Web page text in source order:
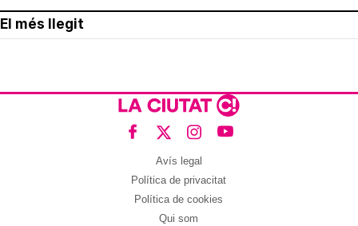
El més llegit
Avís legal
Política de privacitat
Política de cookies
Qui som